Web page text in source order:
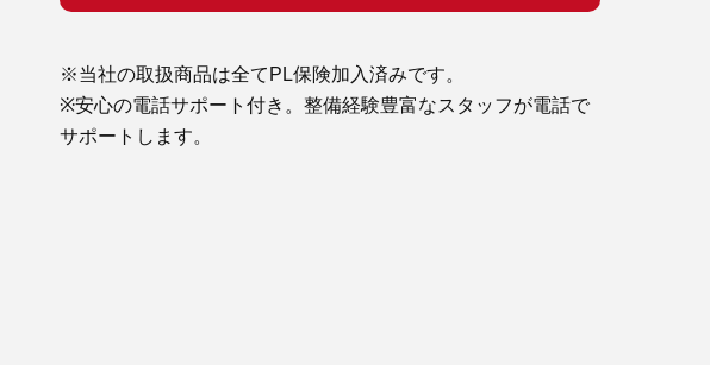
※当社の取扱商品は全てPL保険加入済みです。
※安心の電話サポート付き。整備経験豊富なスタッフが電話で
サポートします。